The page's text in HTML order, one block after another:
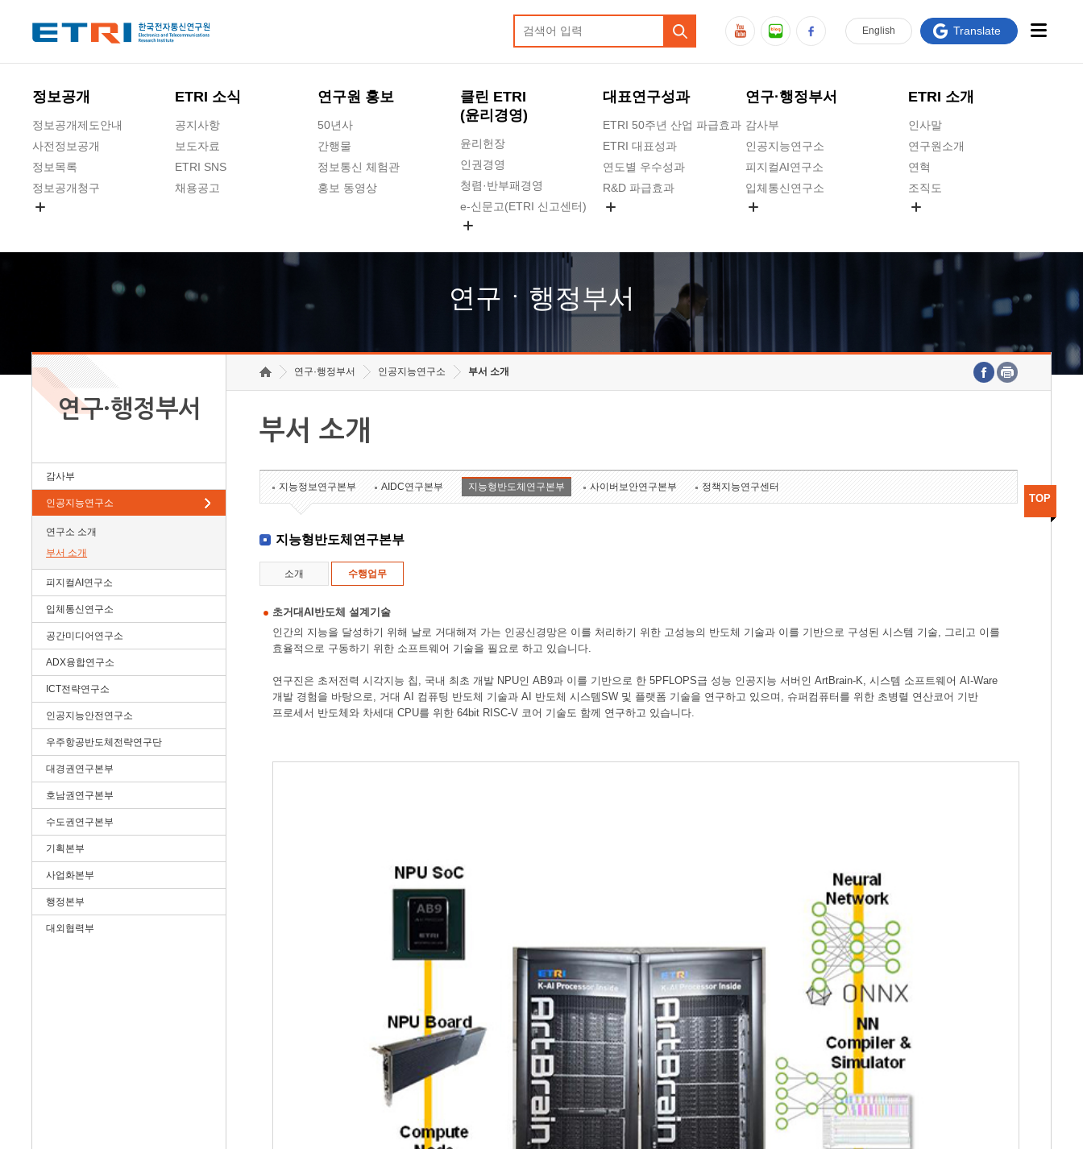
정보공개
정보공개제도안내
사전정보공개
정보목록
정보공개청구
ETRI 소식
공지사항
보도자료
ETRI SNS
채용공고
연구원 홍보
50년사
간행물
정보통신 체험관
홍보 동영상
클린 ETRI
(윤리경영)
윤리헌장
인권경영
청렴·반부패경영
e-신문고(ETRI 신고센터)
고객의소리
수의계약 현황
대표연구성과
ETRI 50주년 산업 파급효과
ETRI 대표성과
연도별 우수성과
R&D 파급효과
연구·행정부서
감사부
인공지능연구소
피지컬AI연구소
입체통신연구소
호남권연구본부
기획본부
ETRI 소개
인사말
연구원소개
연혁
조직도
연구원 고객헌장
주요업무연락처
English Translate
연구ㆍ행정부서
연구·행정부서
감사부
인공지능연구소
연구소 소개
부서 소개
피지컬AI연구소
입체통신연구소
공간미디어연구소
ADX융합연구소
ICT전략연구소
인공지능안전연구소
우주항공반도체전략연구단
대경권연구본부
호남권연구본부
수도권연구본부
기획본부
사업화본부
행정본부
대외협력부
연구·행정부서 인공지능연구소 부서 소개
부서 소개
지능정보연구본부 AIDC연구본부 지능형반도체연구본부 사이버보안연구본부 정책지능연구센터
지능형반도체연구본부
소개 수행업무
초거대AI반도체 설계기술
인간의 지능을 달성하기 위해 날로 거대해져 가는 인공신경망은 이를 처리하기 위한 고성능의 반도체 기술과 이를 기반으로 구성된 시스템 기술, 그리고 이를
효율적으로 구동하기 위한 소프트웨어 기술을 필요로 하고 있습니다.
연구진은 초저전력 시각지능 칩, 국내 최초 개발 NPU인 AB9과 이를 기반으로 한 5PFLOPS급 성능 인공지능 서버인 ArtBrain-K, 시스템 소프트웨어 AI-Ware
개발 경험을 바탕으로, 거대 AI 컴퓨팅 반도체 기술과 AI 반도체 시스템SW 및 플랫폼 기술을 연구하고 있으며, 슈퍼컴퓨터를 위한 초병렬 연산코어 기반
프로세서 반도체와 차세대 CPU를 위한 64bit RISC-V 코어 기술도 함께 연구하고 있습니다.
TOP